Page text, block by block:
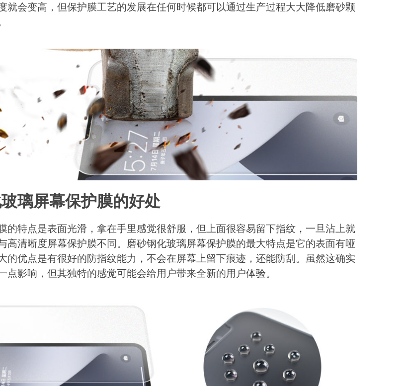
就会变高，但保护膜工艺的发展在任何时候都可以通过生产过程大大降低磨砂颗
璃屏幕保护膜的好处
的特点是表面光滑，拿在手里感觉很舒服，但上面很容易留下指纹，一旦沾上就
高清晰度屏幕保护膜不同。磨砂钢化玻璃屏幕保护膜的最大特点是它的表面有哑
的优点是有很好的防指纹能力，不会在屏幕上留下痕迹，还能防刮。虽然这确实
点影响，但其独特的感觉可能会给用户带来全新的用户体验。